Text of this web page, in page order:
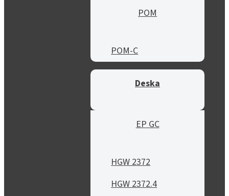
POM
POM-C
Deska
EP GC
HGW 2372
HGW 2372.4